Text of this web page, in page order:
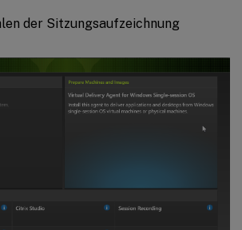
der Sitzungsaufzeichnung